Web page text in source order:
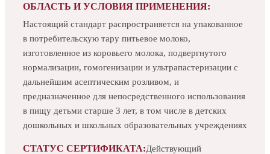
ОБЛАСТЬ И УСЛОВИЯ ПРИМЕНЕНИЯ:
Настоящий стандарт распространяется на упакованное
в потребительскую тару питьевое молоко,
изготовленное из коровьего молока, подвергнутого
нормализации, гомогенизации и ультрапастеризации с
дальнейшим асептическим розливом, и
предназначенное для непосредственного использования
в пищу детьми старше 3 лет, в том числе в детских
дошкольных и школьных образовательных учреждениях
СТАТУС СЕРТИФИКАТА:Действующий